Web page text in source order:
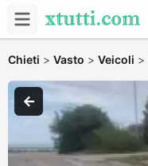
Chieti > Vasto > Veicoli >